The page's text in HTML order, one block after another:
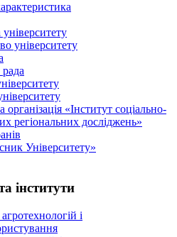
університету
організація «Інститут соціально-
регіональних досліджень»
Університету»
інститути
і